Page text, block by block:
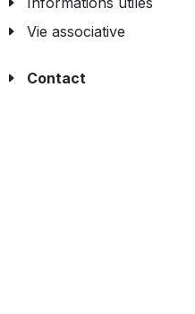
Vie associative
Contact